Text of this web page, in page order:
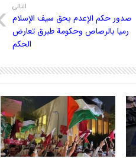
التالي
صدور حكم الإعدم بحق سيف الإسلام
رميا بالرصاص وحكومة طبرق تعارض
الحكم